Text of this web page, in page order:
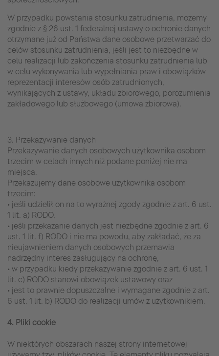
W przypadku powstania stosunku zatrudnienia, możemy
zgodnie z § 26 ust. 1 federalnej ustawy o ochronie danych
otrzymane już od Państwa dane osobowe przetwarzać do
celów stosunku zatrudnienia, jeśli jest to niezbędne w
celu realizacji lub zakończenia stosunku zatrudnienia lub
w celu wykonywania lub wypełniania praw i obowiązków
reprezentacji interesów osób zatrudnionych,
wynikających z ustawy, układu zbiorowego, porozumienia
zakładowego lub służbowego (umowa zbiorowa).
3. Przekazywanie danych
Przekazywanie danych osobowych użytkownika osobom
trzecim w celach innych niż podane poniżej nie ma
miejsca.
Przekazujemy dane osobowe użytkownika osobom
trzecim:
• jeśli udzielił on na to wyraźnej zgody zgodnie z art. 6 ust.
1 lit. a) RODO,
• jeśli przekazanie danych jest niezbędne zgodnie z art. 6
ust. 1 lit. f) RODO i nie ma powodu, aby zakładać, że za
nieujawnieniem danych osobowych przemawia
nadrzędny interes zasługujący na ochronę,
• w przypadku kiedy przekazywanie zgodnie z art. 6 ust. 1
lit. c) RODO stanowi obowiązek ustawowy oraz
• jest to prawnie dopuszczalne i wymagane zgodnie z art.
6 ust. 1 lit. b) RODO do realizacji umów z użytkownikiem.
4. Pliki cookie
W niektórych obszarach naszej strony internetowej